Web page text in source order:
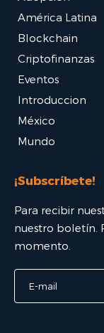
América Latina
Blockchain
Criptofinanzas
Eventos
Introduccion
México
Mundo
¡Subscríbete!
Para recibir
nuestro boletín.
momento.